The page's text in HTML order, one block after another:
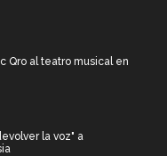
Qro al teatro musical en
la voz" a